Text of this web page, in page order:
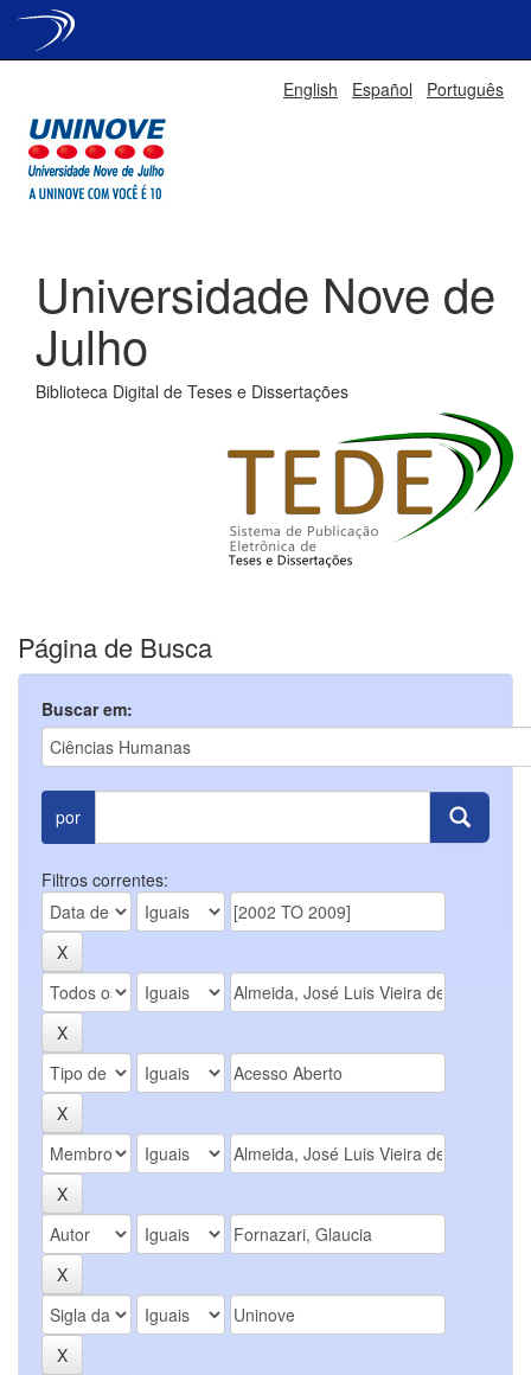
English Español Português
Universidade Nove de
Julho
Biblioteca Digital de Teses e Dissertações
Página de Busca
Buscar em:
por
Filtros correntes: